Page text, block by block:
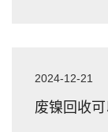
2024-12-21
废镍回收